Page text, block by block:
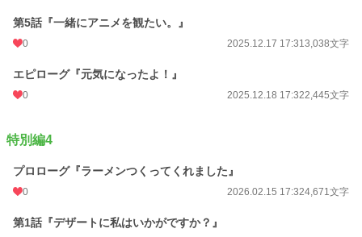
第5話『一緒にアニメを観たい。』
0 2025.12.17 17:313,038文字
エピローグ『元気になったよ！』
0 2025.12.18 17:322,445文字
特別編4
プロローグ『ラーメンつくってくれました』
0 2026.02.15 17:324,671文字
第1話『デザートに私はいかがですか？』